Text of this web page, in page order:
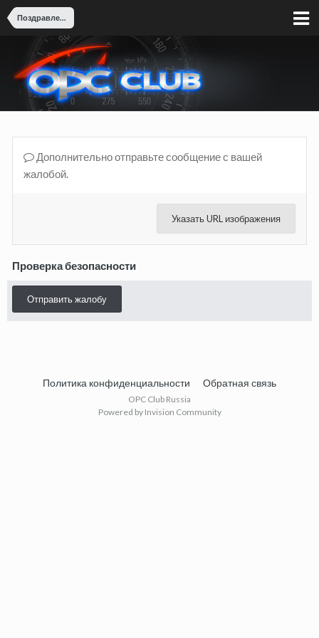
Поздравления
Дополнительно отправьте сообщение с вашей
жалобой.
Указать URL изображения
Проверка безопасности
Отправить жалобу
Политика конфиденциальности Обратная связь
OPC Club Russia
Powered by Invision Community